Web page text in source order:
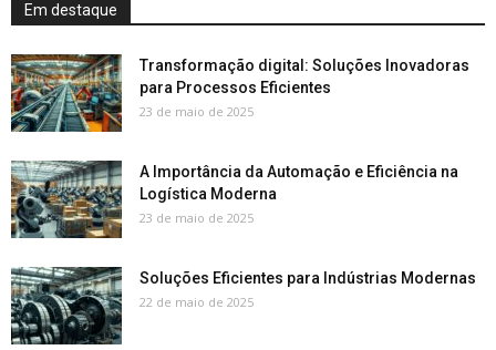
Em destaque
Transformação digital: Soluções Inovadoras
para Processos Eficientes
23 de maio de 2025
A Importância da Automação e Eficiência na
Logística Moderna
23 de maio de 2025
Soluções Eficientes para Indústrias Modernas
22 de maio de 2025